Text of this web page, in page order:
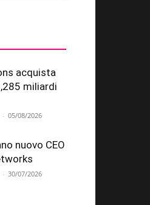
acquista
miliardi
- 05/08/2026
nuovo CEO
- 30/07/2026